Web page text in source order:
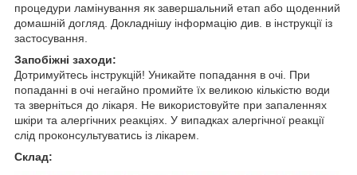
процедури ламінування як завершальний етап або щоденний
домашній догляд. Докладнішу інформацію див. в інструкції із
застосування.
Запобіжні заходи:
Дотримуйтесь інструкцій! Уникайте попадання в очі. При
попаданні в очі негайно промийте їх великою кількістю води
та зверніться до лікаря. Не використовуйте при запаленнях
шкіри та алергічних реакціях. У випадках алергічної реакції
слід проконсультуватись із лікарем.
Склад: